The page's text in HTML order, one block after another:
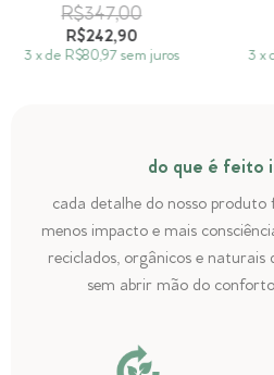
R$347,00
R$242,90
3 xde R$80,97 sem juros 3 x
do que é feito
cada detalhe do nosso produto
menos impacto e mais
reciclados, orgânicos e naturais
sem abrir mão do